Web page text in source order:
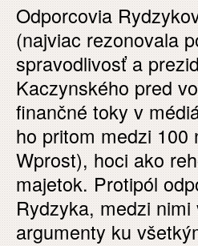
Odporcovia
(najviac rezonovala
spravodlivosť a
Kaczynského pred
finančné toky v
ho pritom medzi 100
Wprost), hoci ako
majetok. Protipól
Rydzyka, medzi
argumenty ku